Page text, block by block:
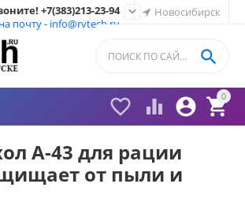
Новосибирск
+7(383)213-23-94
почту - info@rvtech.ru

0


 

А-43 для рации
от пыли и